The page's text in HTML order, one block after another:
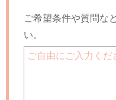
ご希望条件や質問な
い。